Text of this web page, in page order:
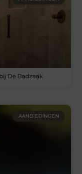
De Badzaak
AANBIEDINGEN